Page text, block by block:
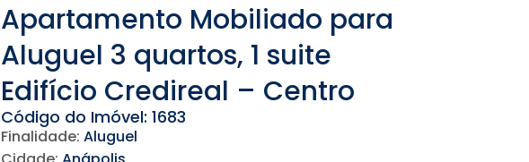
Apartamento Mobiliado para
Aluguel 3 quartos, 1 suite
Edifício Credireal – Centro
Código do Imóvel: 1683
Finalidade: Aluguel